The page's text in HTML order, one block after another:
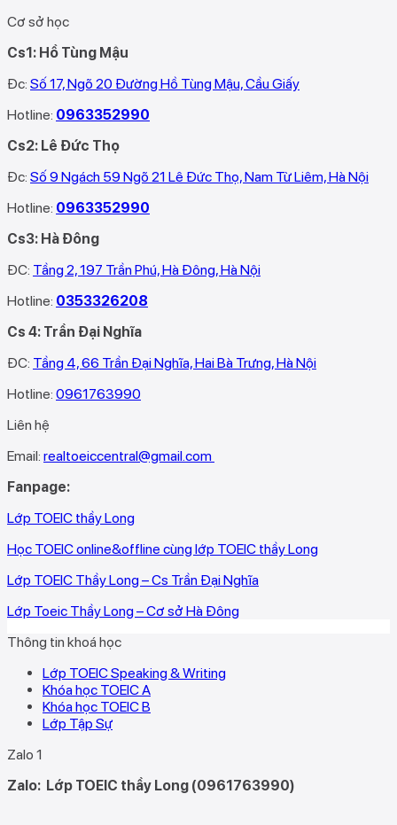
Cơ sở học
Cs1: Hồ Tùng Mậu
Đc: Số 17, Ngõ 20 Đường Hồ Tùng Mậu, Cầu Giấy
Hotline: 0963352990
Cs2: Lê Đức Thọ
Đc: Số 9 Ngách 59 Ngõ 21 Lê Đức Thọ, Nam Từ Liêm, Hà Nội
Hotline: 0963352990
Cs3: Hà Đông
ĐC: Tầng 2, 197 Trần Phú, Hà Đông, Hà Nội
Hotline: 0353326208‬
Cs 4: Trần Đại Nghĩa
ĐC: Tầng 4, 66 Trần Đại Nghĩa, Hai Bà Trưng, Hà Nội
Hotline: 0961763990
Liên hệ
Email: realtoeiccentral@gmail.com
Fanpage:
Lớp TOEIC thầy Long
Học TOEIC online&offline cùng lớp TOEIC thầy Long
Lớp TOEIC Thầy Long – Cs Trần Đại Nghĩa
Lớp Toeic Thầy Long – Cơ sở Hà Đông
Thông tin khoá học
Lớp TOEIC Speaking & Writing
Khóa học TOEIC A
Khóa học TOEIC B
Lớp Tập Sự
Zalo 1
Zalo: Lớp TOEIC thầy Long (0961763990)